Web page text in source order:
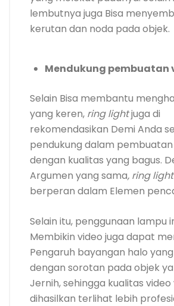
lembutnya juga Bisa
kerutan dan noda pada objek.
Mendukung pembuatan
Selain Bisa membantu
yang keren, ring lightjuga di
rekomendasikan Demi Anda
pendukung dalam
dengan kualitas yang bagus.
Argumen yang sama, ring light
berperan dalam Elemen
Selain itu, penggunaan lampu
Membikin video juga dapat
Pengaruh bayangan halo
dengan sorotan pada objek
Jernih, sehingga kualitas video
dihasilkan terlihat lebih